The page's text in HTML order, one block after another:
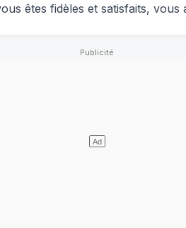
êtes fidèles et satisfaits, vous